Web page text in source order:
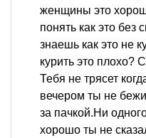
женщины это
понять как это без
знаешь как это не
курить это плохо?
Тебя не трясет
вечером ты не
за пачкой.Ни
хорошо ты не